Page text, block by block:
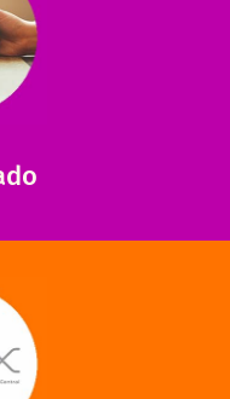
em contato conosco e